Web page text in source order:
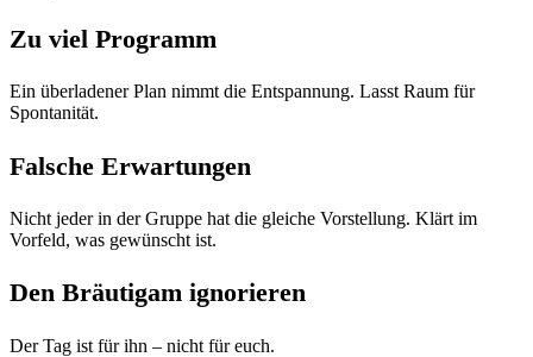
Zu viel Programm
Ein überladener Plan nimmt die Entspannung. Lasst Raum für
Spontanität.
Falsche Erwartungen
Nicht jeder in der Gruppe hat die gleiche Vorstellung. Klärt im
Vorfeld, was gewünscht ist.
Den Bräutigam ignorieren
Der Tag ist für ihn – nicht für euch.